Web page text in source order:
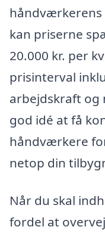
håndværkerens
kan priserne
20.000 kr. per
prisinterval
arbejdskraft og
god idé at få
håndværkere
netop din
Når du skal
fordel at